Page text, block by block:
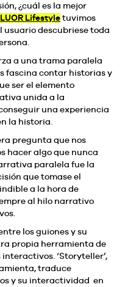
¿cuál es la mejor
Lifestyletuvimos
usuario descubriese toda
a una trama paralela
fascina contar historias y
ser el elemento
unida a la
una experiencia
la historia.
pregunta que nos
hacer algo que nunca
paralela fue la
que tomase el
a la hora de
al hilo narrativo
los guiones y su
propia herramienta de
‘Storyteller’,
traduce
y su interactividad en